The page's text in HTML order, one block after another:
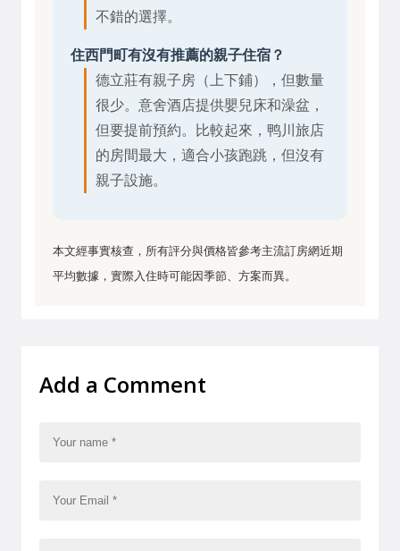
不錯的選擇。
住西門町有沒有推薦的親子住宿？
德立莊有親子房（上下鋪），但數量
很少。意舍酒店提供嬰兒床和澡盆，
但要提前預約。比較起來，鸭川旅店
的房間最大，適合小孩跑跳，但沒有
親子設施。
本文經事實核查，所有評分與價格皆參考主流訂房網近期
平均數據，實際入住時可能因季節、方案而異。
Add a Comment